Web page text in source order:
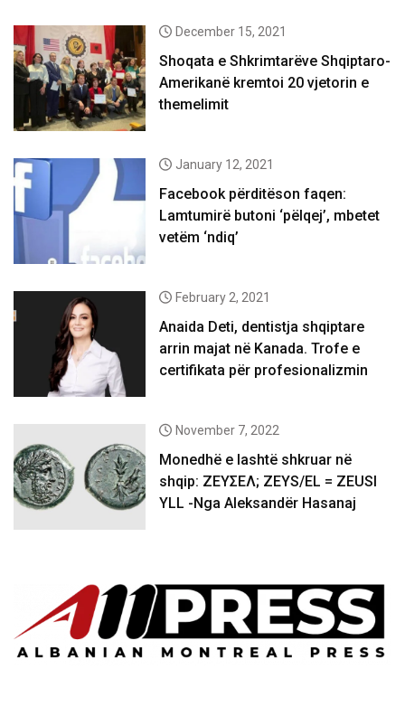
December 15, 2021
Shoqata e Shkrimtarëve Shqiptaro-
Amerikanë kremtoi 20 vjetorin e
themelimit
January 12, 2021
Facebook përditëson faqen:
Lamtumirë butoni ‘pëlqej’, mbetet
vetëm ‘ndiq’
February 2, 2021
Anaida Deti, dentistja shqiptare
arrin majat në Kanada. Trofe e
certifikata për profesionalizmin
November 7, 2022
Monedhë e lashtë shkruar në
shqip: ΖΕΥΣΕΛ; ZEYS/EL = ZEUSI
YLL -Nga Aleksandër Hasanaj